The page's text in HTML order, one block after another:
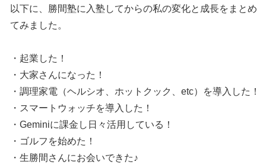
以下に、勝間塾に入塾してからの私の変化と成長をまとめ
てみました。
・起業した！
・大家さんになった！
・調理家電（ヘルシオ、ホットクック、etc）を導入した！
・スマートウォッチを導入した！
・Geminiに課金し日々活用している！
・ゴルフを始めた！
・生勝間さんにお会いできた♪